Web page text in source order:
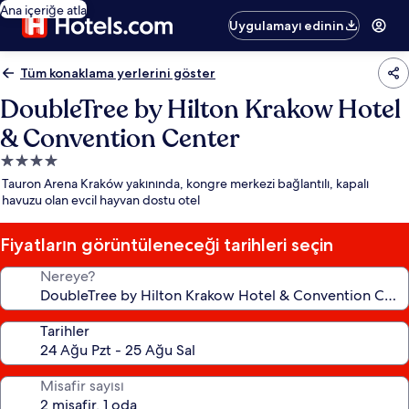
Ana içeriğe atla
Uygulamayı edinin
Tüm konaklama yerlerini göster
DoubleTree by Hilton Krakow Hotel
& Convention Center
4.0
yıldızlı
konaklama
yeri
Tauron Arena Kraków yakınında, kongre merkezi bağlantılı, kapalı
havuzu olan evcil hayvan dostu otel
Fiyatların görüntüleneceği tarihleri seçin
Nereye?
Tarihler
Misafir sayısı